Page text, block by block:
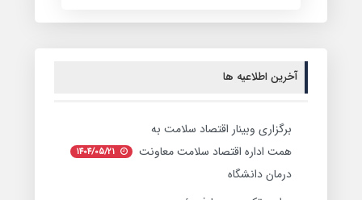
آخرین اطلاعیه ها
برگزاری وبینار اقتصاد سلامت به
همت اداره اقتصاد سلامت معاونت
درمان دانشگاه
1404/05/21